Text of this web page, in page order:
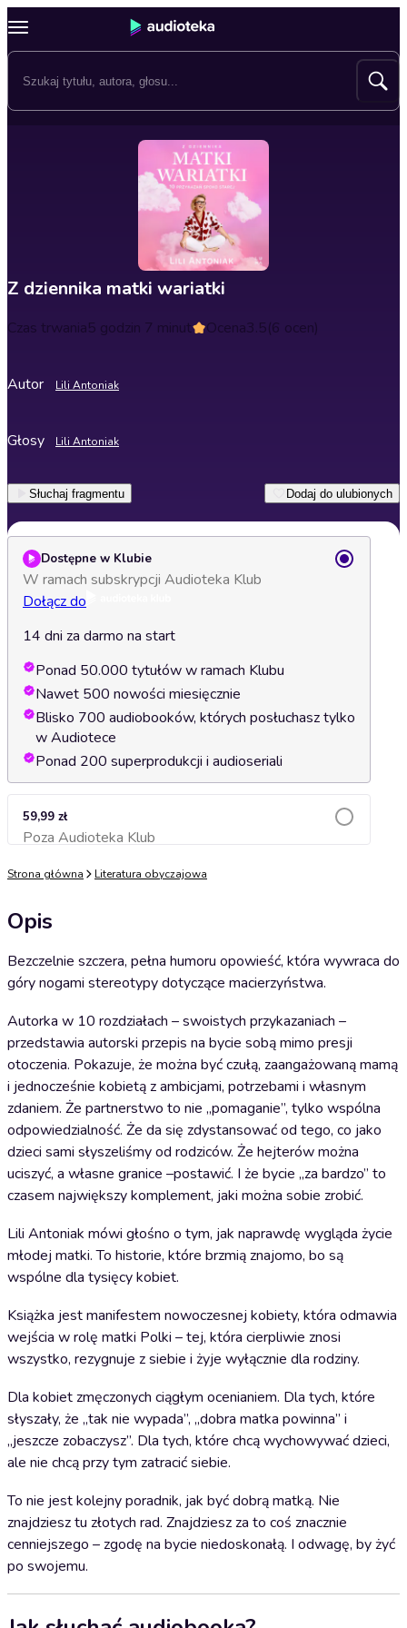
Z dziennika matki wariatki
Czas trwania5 godzin 7 minut Ocena3.5(6 ocen)
Autor Lili Antoniak
Głosy Lili Antoniak
Słuchaj fragmentu Dodaj do ulubionych
Dostępne w Klubie
W ramach subskrypcji Audioteka Klub
Dołącz do
14 dni za darmo na start
Ponad 50.000 tytułów w ramach Klubu
Nawet 500 nowości miesięcznie
Blisko 700 audiobooków, których posłuchasz tylko
w Audiotece
Ponad 200 superprodukcji i audioseriali
59,99 zł
Poza Audioteka KlubDodaj do koszyka
Strona główna Literatura obyczajowa
Opis
Bezczelnie szczera, pełna humoru opowieść, która wywraca do
góry nogami stereotypy dotyczące macierzyństwa.
Autorka w 10 rozdziałach – swoistych przykazaniach –
przedstawia autorski przepis na bycie sobą mimo presji
otoczenia. Pokazuje, że można być czułą, zaangażowaną mamą
i jednocześnie kobietą z ambicjami, potrzebami i własnym
zdaniem. Że partnerstwo to nie „pomaganie”, tylko wspólna
odpowiedzialność. Że da się zdystansować od tego, co jako
dzieci sami słyszeliśmy od rodziców. Że hejterów można
uciszyć, a własne granice –postawić. I że bycie „za bardzo” to
czasem największy komplement, jaki można sobie zrobić.
Lili Antoniak mówi głośno o tym, jak naprawdę wygląda życie
młodej matki. To historie, które brzmią znajomo, bo są
wspólne dla tysięcy kobiet.
Książka jest manifestem nowoczesnej kobiety, która odmawia
wejścia w rolę matki Polki – tej, która cierpliwie znosi
wszystko, rezygnuje z siebie i żyje wyłącznie dla rodziny.
Dla kobiet zmęczonych ciągłym ocenianiem. Dla tych, które
słyszały, że „tak nie wypada”, „dobra matka powinna” i
„jeszcze zobaczysz”. Dla tych, które chcą wychowywać dzieci,
ale nie chcą przy tym zatracić siebie.
To nie jest kolejny poradnik, jak być dobrą matką. Nie
znajdziesz tu złotych rad. Znajdziesz za to coś znacznie
cenniejszego – zgodę na bycie niedoskonałą. I odwagę, by żyć
po swojemu.